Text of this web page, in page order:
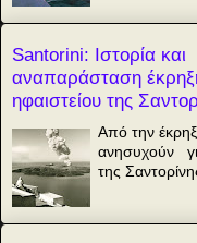
Santorini: Ιστορία και
αναπαράσταση
ηφαιστείου της
Από την
ανησυχούν
της